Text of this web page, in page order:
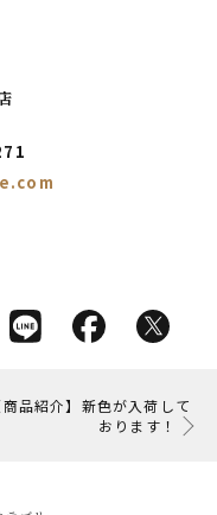
商品紹介】新色が入荷して
おります！